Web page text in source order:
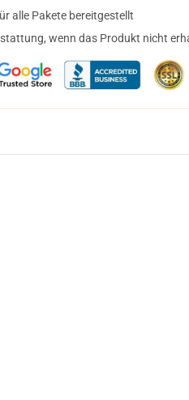
alle Pakete bereitgestellt
wenn das Produkt nicht